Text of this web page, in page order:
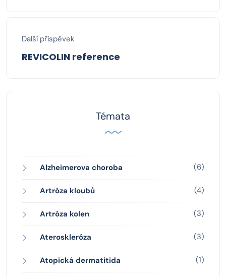
Další příspěvek
REVICOLIN reference
Témata
Alzheimerova choroba (6)
Artróza kloubů (4)
Artróza kolen (3)
Ateroskleróza (3)
Atopická dermatitida (1)